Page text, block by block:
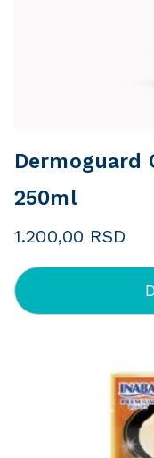
Dermoguard
250ml
1.200,00 RSD